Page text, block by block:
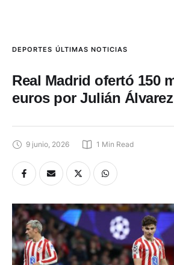
DEPORTES ÚLTIMAS NOTICIAS
Real Madrid ofertó 150
euros por Julián Álvarez
9 junio, 2026 1 Min Read